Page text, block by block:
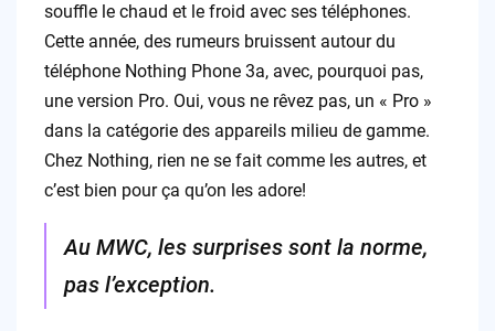
souffle le chaud et le froid avec ses téléphones.
Cette année, des rumeurs bruissent autour du
téléphone Nothing Phone 3a, avec, pourquoi pas,
une version Pro. Oui, vous ne rêvez pas, un « Pro »
dans la catégorie des appareils milieu de gamme.
Chez Nothing, rien ne se fait comme les autres, et
c’est bien pour ça qu’on les adore!
Au MWC, les surprises sont la norme,
pas l’exception.